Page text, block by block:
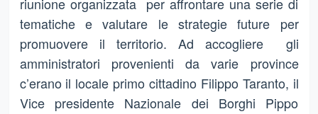
tematiche e valutare le strategie future per
promuovere il territorio. Ad accogliere gli
amministratori provenienti da varie province
c’erano il locale primo cittadino Filippo Taranto, il
Vice presidente Nazionale dei Borghi Pippo